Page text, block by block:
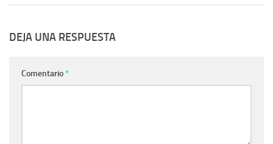
DEJA UNA RESPUESTA
Comentario*